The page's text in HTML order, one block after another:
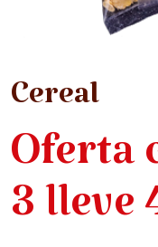
Cereal
Oferta
3 lleve